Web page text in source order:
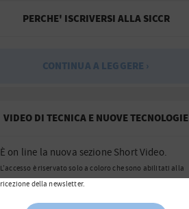
PERCHE' ISCRIVERSI ALLA SICCR
CONTINUA A LEGGERE ›
VIDEO DI TECNICA E NUOVE TECNOLOGIE
È on line la nuova sezione Short Video.
L’accesso è riservato solo a coloro che sono abilitati alla
ricezione della newsletter.